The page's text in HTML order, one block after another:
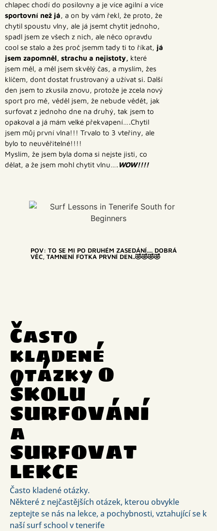
chlapec chodí do posilovny a je více agilní a více
sportovní než já, a on by vám řekl, že proto, že
chytil spoustu vlny, ale já jsemt chytit jednoho,
spadl jsem ze všech z nich, ale něco opravdu
cool se stalo a žes proč jsemm tady ti to říkat, já
jsem zapomněl, strachu a nejistoty, které
jsem měl, a měl jsem skvělý čas, a myslím, žes
klíčem, dont dostat frustrovaný a užívat si. Další
den jsem to zkusila znovu, protože je zcela nový
sport pro mě, věděl jsem, že nebude vědět, jak
surfovat z jednoho dne na druhý, tak jsem to
opakoval a já mám velké překvapení….Chytil
jsem můj první vlna!!! Trvalo to 3 vteřiny, ale
bylo to neuvěřitelné!!!!
Myslím, že jsem byla doma si nejste jisti, co
dělat, a že jsem mohl chytit vlnu….WOW!!!!
POV: TO SE MI PO DRUHÉM ZASEDÁNÍ.... DOBRÁ
VĚC, TAMNENÍ FOTKA PRVNÍ DEN..🤣🤣🤣🤣
Často
kladené
otázky O
ŠKOLU
SURFOVÁNÍ
a
SURFOVAT
LEKCE
Často kladené otázky.
Některé z nejčastějších otázek, kterou obvykle
zeptejte se nás na lekce, a pochybnosti, vztahující se k
naší surf school v tenerife